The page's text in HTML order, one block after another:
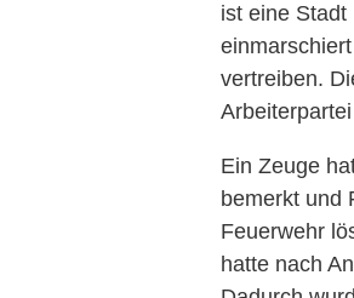
ist eine
vertreiben.
Ein Zeuge
bemerkt und
Feuerwehr
hatte nach